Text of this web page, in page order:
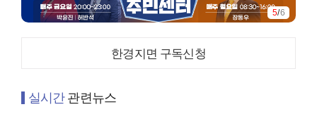
5/6
한경지면 구독신청
실시간관련뉴스